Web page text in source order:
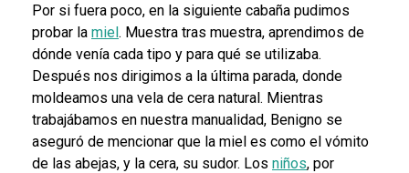
Por si fuera poco, en la siguiente cabaña pudimos
probar la miel . Muestra tras muestra, aprendimos de
dónde venía cada tipo y para qué se utilizaba.
Después nos dirigimos a la última parada, donde
moldeamos una vela de cera natural. Mientras
trabajábamos en nuestra manualidad, Benigno se
aseguró de mencionar que la miel es como el vómito
de las abejas, y la cera, su sudor. Los niños, por